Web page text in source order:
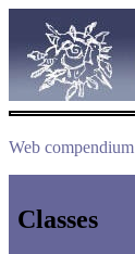
Web compendium
Classes